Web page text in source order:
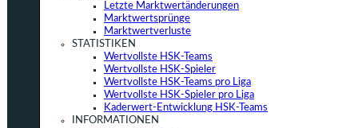
Letzte Marktwertänderungen
Marktwertsprünge
Marktwertverluste
STATISTIKEN
Wertvollste HSK-Teams
Wertvollste HSK-Spieler
Wertvollste HSK-Teams pro Liga
Wertvollste HSK-Spieler pro Liga
Kaderwert-Entwicklung HSK-Teams
INFORMATIONEN